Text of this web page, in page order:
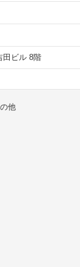
田ビル 8階
他